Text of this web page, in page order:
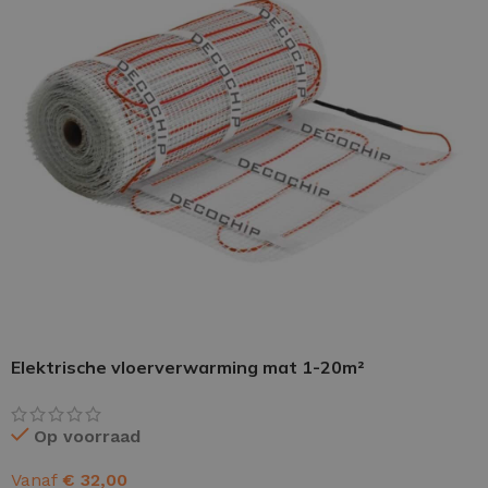
PU GIETVLOER
Gietvloer woonruimte
Tegelprimer
Elektrische vloerverwarming mat 1-20m²
Op voorraad
Vanaf € 32,00